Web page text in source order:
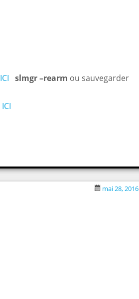
ICI slmgr –rearm ou sauvegarder
ICI
mai 28, 2016